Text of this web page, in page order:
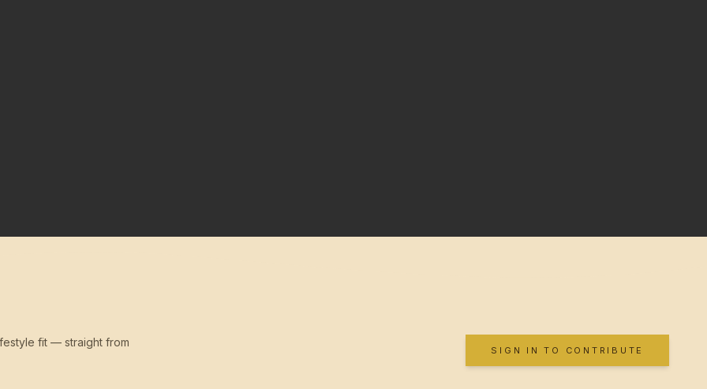
fit — straight from
SIGN IN TO CONTRIBUTE